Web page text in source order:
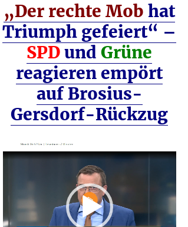
„Der rechte Mob hat
Triumph gefeiert“ –
SPDundGrüne
reagieren empört
auf Brosius-
Gersdorf-Rückzug
Video-